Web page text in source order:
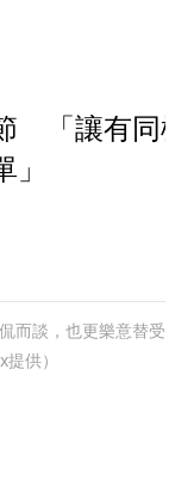
「讓有同
而談，也更樂意替受
供）